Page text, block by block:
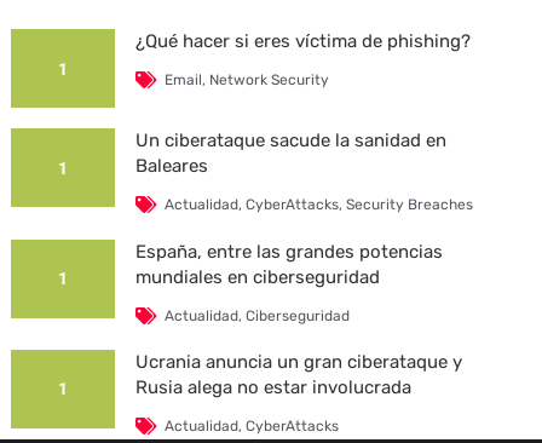
1
¿Qué hacer si eres víctima de phishing?
Email, Network Security
1
Un ciberataque sacude la sanidad en
Baleares
Actualidad,CyberAttacks,Security Breaches
1
España, entre las grandes potencias
mundiales en ciberseguridad
Actualidad,Ciberseguridad
1
Ucrania anuncia un gran ciberataque y
Rusia alega no estar involucrada
Actualidad,CyberAttacks